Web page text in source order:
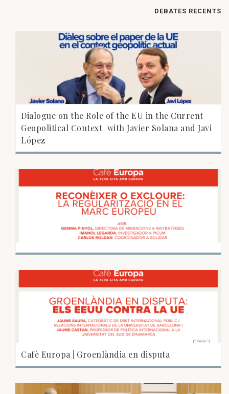
DEBATES RECENTS
Dialogue on the Role of the EU in the Current
Geopolitical Context  with Javier Solana and Javi
López
Cafè Europa | Groenlàndia en disputa